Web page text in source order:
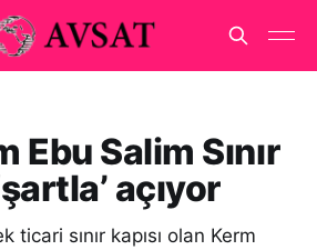
Ebu Salim Sınır
açıyor
ticari sınır kapısı olan Kerm